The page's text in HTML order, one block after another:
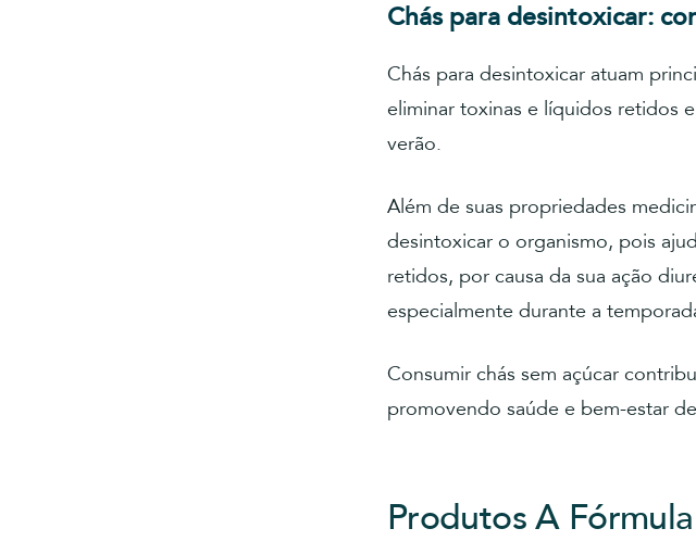
Chás para desintoxicar:
Chás para desintoxicar atuam
eliminar toxinas e líquidos retidos
verão.
Além de suas propriedades
desintoxicar o organismo, pois
retidos, por causa da sua ação
especialmente durante a
Consumir chás sem açúcar
promovendo saúde e bem-estar
Produtos A